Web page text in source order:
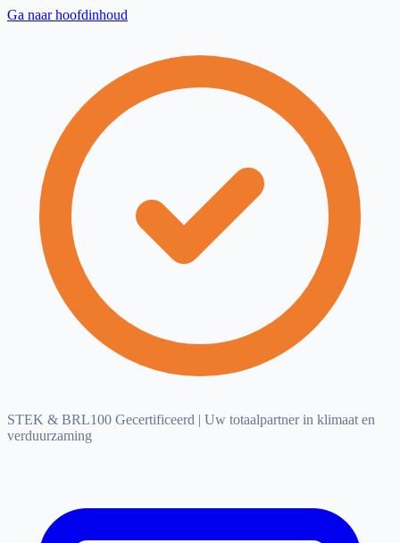
Ga naar hoofdinhoud
STEK & BRL100 Gecertificeerd | Uw totaalpartner in klimaat en
verduurzaming